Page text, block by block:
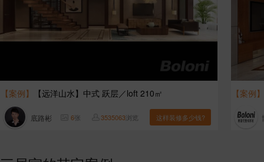
【案例】 【远洋山水】中式 跃层／loft 210㎡
底路彬 6张 3535063浏览 这样装修多少钱?
【案例】